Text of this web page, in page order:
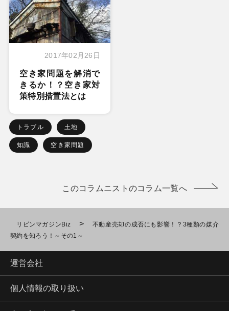
2017年02月26日
空き家問題を解消で
きるか！？空き家対
策特別措置法とは
トラブル 土地
知識 空き家問題
このコラムニストのコラム一覧へ
リビンマガジンBiz >
不動産売却の成否にも影響！？3種類の媒介
契約を知ろう！～その1～
運営会社
個人情報の取り扱い